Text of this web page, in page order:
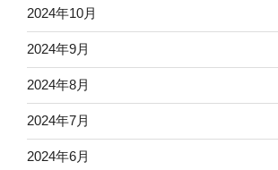
2024年10月
2024年9月
2024年8月
2024年7月
2024年6月